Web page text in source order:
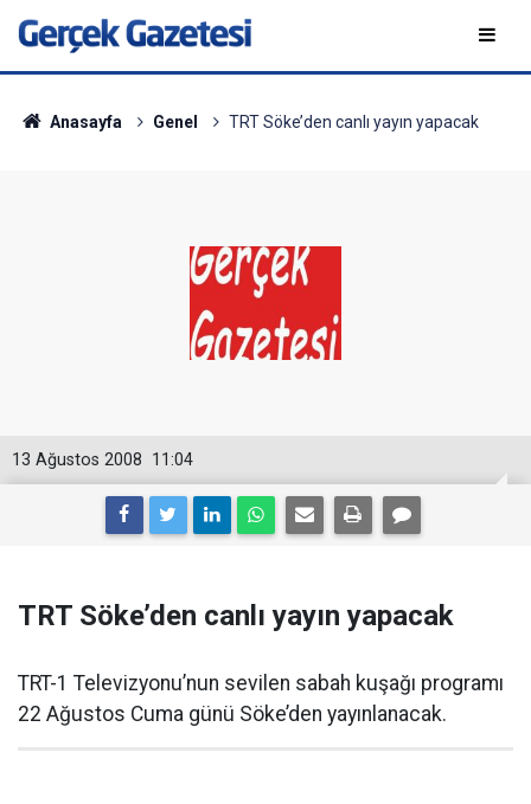
Anasayfa Genel TRT Söke’den canlı yayın yapacak
11:04
13 Ağustos 2008
TRT Söke’den canlı yayın yapacak
TRT-1 Televizyonu’nun sevilen sabah kuşağı programı
22 Ağustos Cuma günü Söke’den yayınlanacak.